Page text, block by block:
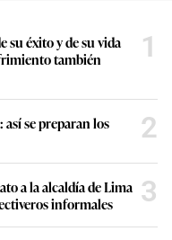
su éxito y de su vida
también
1
se preparan los
2
a la alcaldía de Lima
informales
3